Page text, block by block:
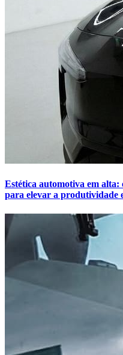
Estética automotiva em alta:
para elevar a produtividade